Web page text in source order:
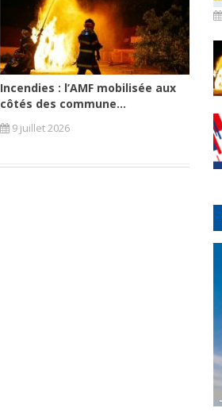
Incendies : l’AMF mobilisée aux
côtés des commune...
9 juillet 2026